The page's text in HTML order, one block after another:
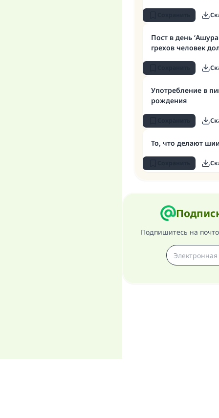
Пост в день
грехов человек
Употребление в
рождения
То, что делают
Подпишитесь на